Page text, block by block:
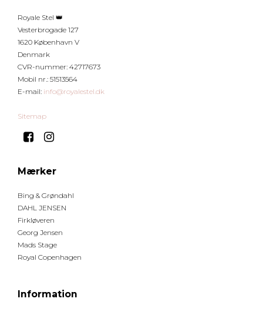
Royale Stel 👑
Vesterbrogade 127
1620 København V
Denmark
CVR-nummer: 42717673
Mobil nr.: 51513564
E-mail: info@royalestel.dk
Sitemap
Mærker
Bing & Grøndahl
DAHL JENSEN
Firkløveren
Georg Jensen
Mads Stage
Royal Copenhagen
Information